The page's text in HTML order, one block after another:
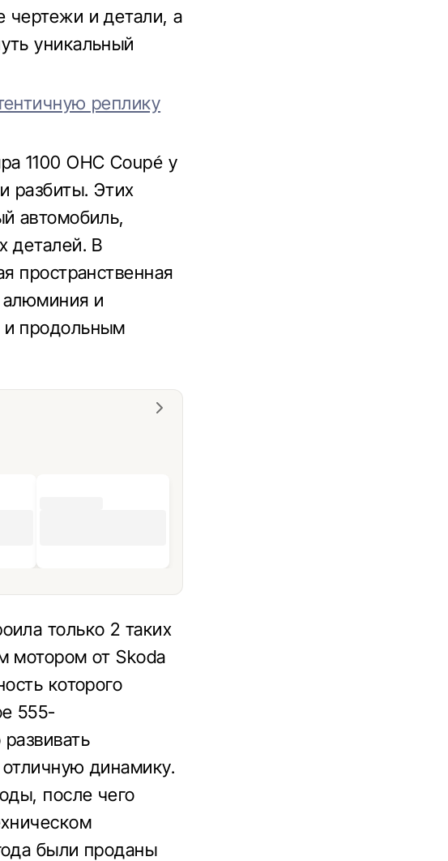
чертежи и детали, а
уникальный
реплику
1100 OHC Coupé у
разбиты. Этих
автомобиль,
деталей. В
пространственная
алюминия и
и продольным
только 2 таких
мотором от Skoda
которого
555-
динамику.
после чего
были проданы